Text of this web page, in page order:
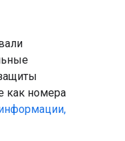
как номера